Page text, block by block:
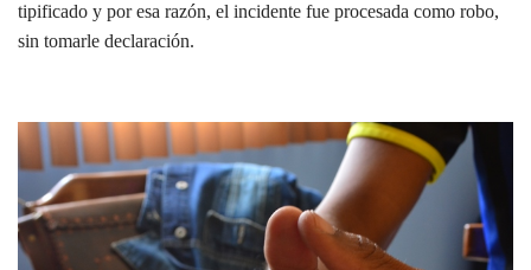
tipificado y por esa razón, el incidente fue procesada como robo,
sin tomarle declaración.